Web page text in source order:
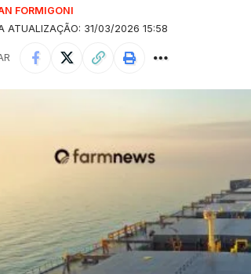
ATUALIZAÇÃO: 31/03/2026 15:58
FORMIGONI